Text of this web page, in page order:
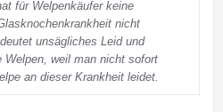
für Welpenkäufer keine
nicht
unsägliches Leid und
Welpen, weil man nicht sofort
an dieser Krankheit leidet.